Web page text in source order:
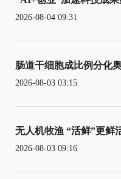
2026-08-04 09:31
肠道干细胞成比例分化
2026-08-03 03:15
无人机牧渔 “活鲜”更鲜
2026-08-03 09:16